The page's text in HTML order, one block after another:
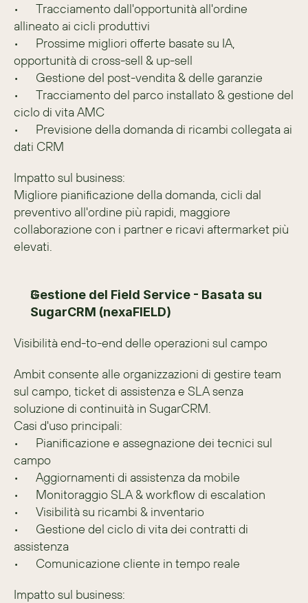
•	Tracciamento dall'opportunità all'ordine
allineato ai cicli produttivi
•	Prossime migliori offerte basate su IA,
opportunità di cross-sell & up-sell
•	Gestione del post-vendita & delle garanzie
•	Tracciamento del parco installato & gestione del
ciclo di vita AMC
•	Previsione della domanda di ricambi collegata ai
dati CRM
Impatto sul business:
Migliore pianificazione della domanda, cicli dal
preventivo all'ordine più rapidi, maggiore
collaborazione con i partner e ricavi aftermarket più
elevati.
Gestione del Field Service - Basata su
SugarCRM (nexaFIELD)
Visibilità end-to-end delle operazioni sul campo
Ambit consente alle organizzazioni di gestire team
sul campo, ticket di assistenza e SLA senza
soluzione di continuità in SugarCRM.
Casi d'uso principali:
•	Pianificazione e assegnazione dei tecnici sul
campo
•	Aggiornamenti di assistenza da mobile
•	Monitoraggio SLA & workflow di escalation
•	Visibilità su ricambi & inventario
•	Gestione del ciclo di vita dei contratti di
assistenza
•	Comunicazione cliente in tempo reale
Impatto sul business: